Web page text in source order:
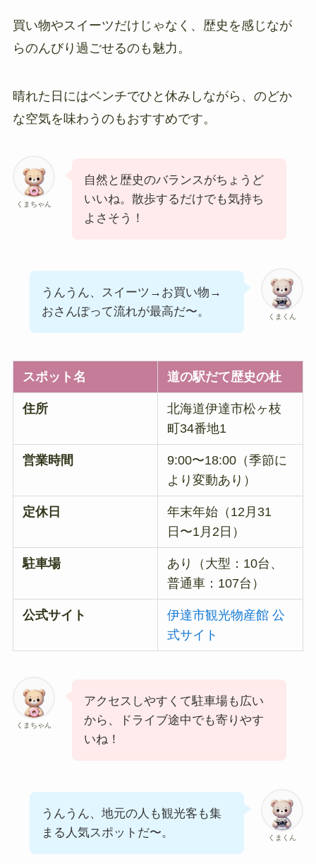
買い物やスイーツだけじゃなく、歴史を感じなが
らのんびり過ごせるのも魅力。
晴れた日にはベンチでひと休みしながら、のどか
な空気を味わうのもおすすめです。
くまちゃん
自然と歴史のバランスがちょうど
いいね。散歩するだけでも気持ち
よさそう！
くまくん
うんうん、スイーツ→お買い物→
おさんぽって流れが最高だ〜。
スポット名 道の駅だて歴史の杜
住所
北海道伊達市松ヶ枝
町34番地1
営業時間
9:00〜18:00（季節に
より変動あり）
定休日
年末年始（12月31
日〜1月2日）
駐車場
あり（大型：10台、
普通車：107台）
公式サイト
伊達市観光物産館 公
式サイト
くまちゃん
アクセスしやすくて駐車場も広い
から、ドライブ途中でも寄りやす
いね！
くまくん
うんうん、地元の人も観光客も集
まる人気スポットだ〜。